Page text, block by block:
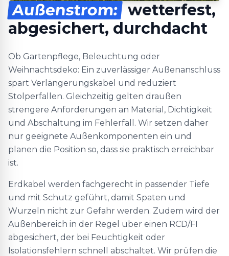
Außenstrom: wetterfest,
abgesichert, durchdacht
Ob Gartenpflege, Beleuchtung oder
Weihnachtsdeko: Ein zuverlässiger Außenanschluss
spart Verlängerungskabel und reduziert
Stolperfallen. Gleichzeitig gelten draußen
strengere Anforderungen an Material, Dichtigkeit
und Abschaltung im Fehlerfall. Wir setzen daher
nur geeignete Außenkomponenten ein und
planen die Position so, dass sie praktisch erreichbar
ist.
Erdkabel werden fachgerecht in passender Tiefe
und mit Schutz geführt, damit Spaten und
Wurzeln nicht zur Gefahr werden. Zudem wird der
Außenbereich in der Regel über einen RCD/FI
abgesichert, der bei Feuchtigkeit oder
Isolationsfehlern schnell abschaltet. Wir prüfen die